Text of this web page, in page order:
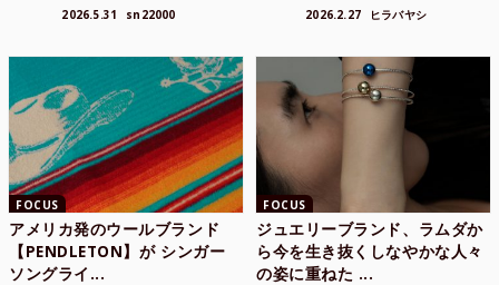
2026.5.31 sn22000 2026.2.27 ヒラバヤシ
FOCUS
アメリカ発のウールブランド
【PENDLETON】が シンガー
ソングライ...
FOCUS
ジュエリーブランド、ラムダか
ら今を生き抜くしなやかな人々
の姿に重ねた ...